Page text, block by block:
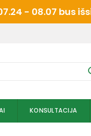
- 08.07 bus
KONSULTACIJA